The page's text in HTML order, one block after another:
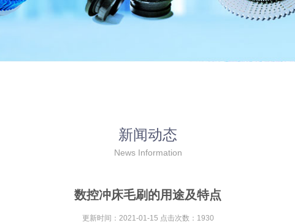
新闻动态
News Information
数控冲床毛刷的用途及特点
更新时间：2021-01-15 点击次数：1930